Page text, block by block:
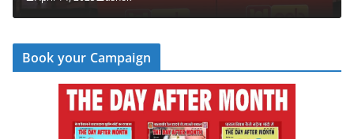
Book your Campaign